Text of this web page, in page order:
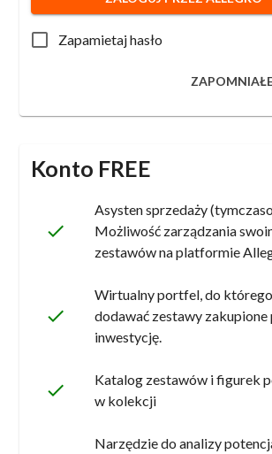
Zapamietaj hasło
Konto FREE
done
Asysten sprzedaży
Możliwość zarządzania
zestawów na platformie
done
Wirtualny portfel, do
dodawać zestawy zakupione
inwestycję.
done
Katalog zestawów i figurek
w kolekcji
Narzędzie do analizy